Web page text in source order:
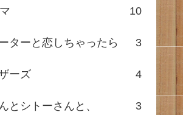
10
ターと恋しちゃったら 3
ーズ 4
とシトーさんと、 3